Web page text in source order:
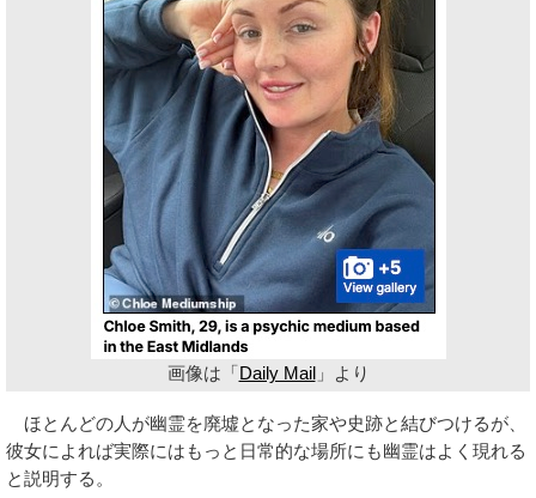
画像は「Daily Mail」より
ほとんどの人が幽霊を廃墟となった家や史跡と結びつけるが、
彼女によれば実際にはもっと日常的な場所にも幽霊はよく現れる
と説明する。